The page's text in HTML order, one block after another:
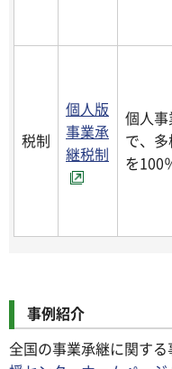
税制
個人版
事業承
継税制
個人
で、
を100
事例紹介
全国の事業承継に関する